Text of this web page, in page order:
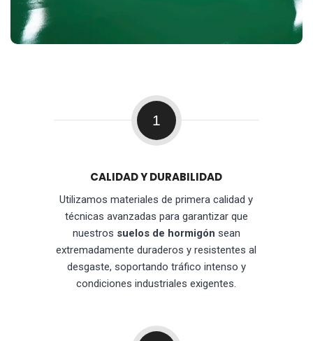
1
CALIDAD Y DURABILIDAD
Utilizamos materiales de primera calidad y
técnicas avanzadas para garantizar que
nuestros suelos de hormigón sean
extremadamente duraderos y resistentes al
desgaste, soportando tráfico intenso y
condiciones industriales exigentes.